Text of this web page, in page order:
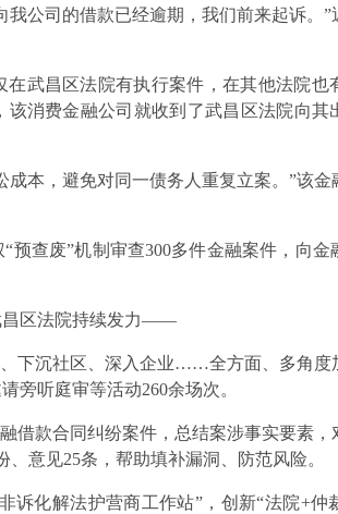
公司的借款已经逾期，我们前来起诉。”
武昌区法院有执行案件，在其他法院也
消费金融公司就收到了武昌区法院向其
本，避免对同一债务人重复立案。”该金
预查废”机制审查300多件金融案件，向金
昌区法院持续发力——
下沉社区、深入企业……全方面、多角度
旁听庭审等活动260余场次。
借款合同纠纷案件，总结案涉事实要素，
意见25条，帮助填补漏洞、防范风险。
诉化解法护营商工作站”，创新“法院+仲